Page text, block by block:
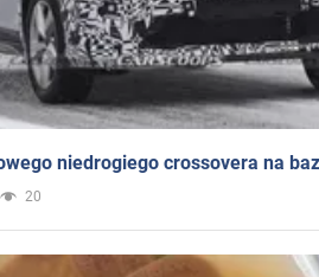
niedrogiego crossovera na
20